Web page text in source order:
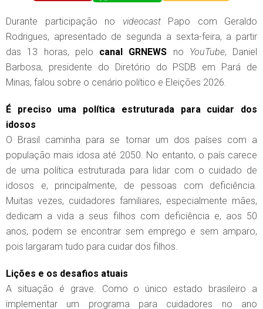
Durante participação no videocastPapo com Geraldo
Rodrigues, apresentado de segunda a sexta-feira, a partir
das 13 horas, pelo canal GRNEWS no YouTube, Daniel
Barbosa, presidente do Diretório do PSDB em Pará de
Minas, falou sobre o cenário político e Eleições 2026.
É preciso uma política estruturada para cuidar dos
idosos
O Brasil caminha para se tornar um dos países com a
população mais idosa até 2050. No entanto, o país carece
de uma política estruturada para lidar com o cuidado de
idosos e, principalmente, de pessoas com deficiência.
Muitas vezes, cuidadores familiares, especialmente mães,
dedicam a vida a seus filhos com deficiência e, aos 50
anos, podem se encontrar sem emprego e sem amparo,
pois largaram tudo para cuidar dos filhos.
Lições e os desafios atuais
A situação é grave. Como o único estado brasileiro a
implementar um programa para cuidadores no ano